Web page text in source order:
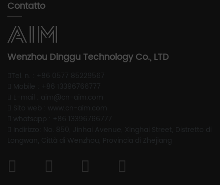
Contatto
Wenzhou Dinggu Technology Co., LTD